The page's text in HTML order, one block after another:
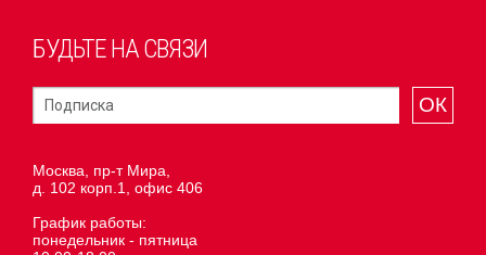
БУДЬТЕ НА СВЯЗИ
ОК
Москва, пр-т Мира,
д. 102 корп.1, офис 406
График работы:
понедельник - пятница